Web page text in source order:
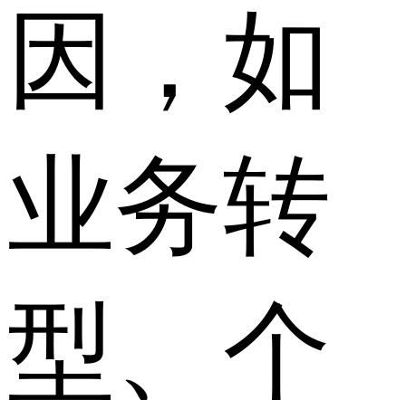
因，如
业务转
型、个